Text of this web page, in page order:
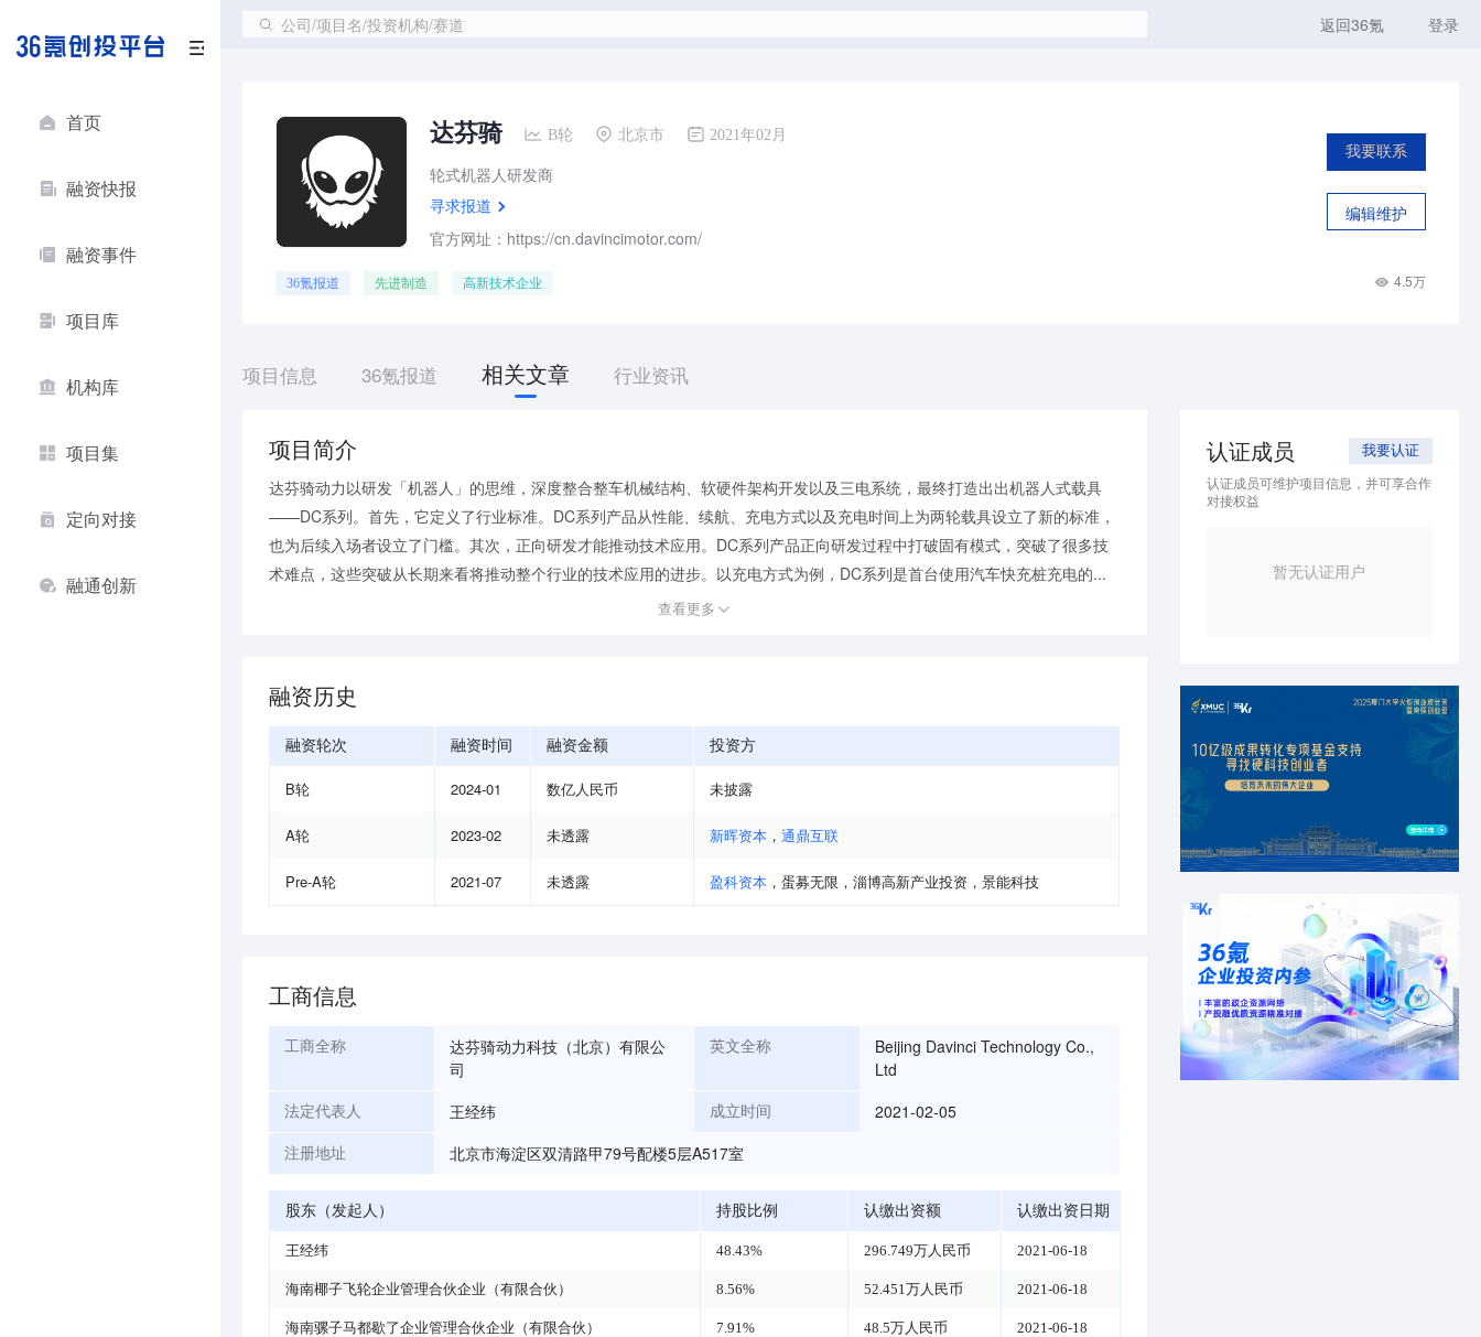
首页
融资快报
融资事件
项目库
机构库
项目集
定向对接
融通创新
公司/项目名/投资机构/赛道 返回36氪 登录
达芬骑 B轮 北京市 2021年02月
轮式机器人研发商
寻求报道
官方网址：https://cn.davincimotor.com/
我要联系
编辑维护
36氪报道 先进制造 高新技术企业 4.5万
项目信息 36氪报道 相关文章 行业资讯
项目简介
达芬骑动力以研发「机器人」的思维，深度整合整车机械结构、软硬件架构开发以及三电系统，最终打造出出机器人式载具
——DC系列。首先，它定义了行业标准。DC系列产品从性能、续航、充电方式以及充电时间上为两轮载具设立了新的标准，
也为后续入场者设立了门槛。其次，正向研发才能推动技术应用。DC系列产品正向研发过程中打破固有模式，突破了很多技
术难点，这些突破从长期来看将推动整个行业的技术应用的进步。以充电方式为例，DC系列是首台使用汽车快充桩充电的...
查看更多
融资历史
融资轮次 融资时间 融资金额 投资方
B轮 2024-01 数亿人民币 未披露
A轮 2023-02 未透露 新晖资本 ， 通鼎互联
Pre-A轮 2021-07 未透露 盈科资本 ， 蛋募无限 ， 淄博高新产业投资 ， 景能科技
工商信息
工商全称
达芬骑动力科技（北京）有限公
司
英文全称
Beijing Davinci Technology Co.,
Ltd
法定代表人 王经纬 成立时间 2021-02-05
注册地址 北京市海淀区双清路甲79号配楼5层A517室
股东（发起人） 持股比例 认缴出资额 认缴出资日期
王经纬 48.43% 296.749万人民币 2021-06-18
海南椰子飞轮企业管理合伙企业（有限合伙） 8.56% 52.451万人民币 2021-06-18
海南骡子马都歇了企业管理合伙企业（有限合伙） 7.91% 48.5万人民币 2021-06-18
认证成员 我要认证
认证成员可维护项目信息，并可享合作
对接权益
暂无认证用户